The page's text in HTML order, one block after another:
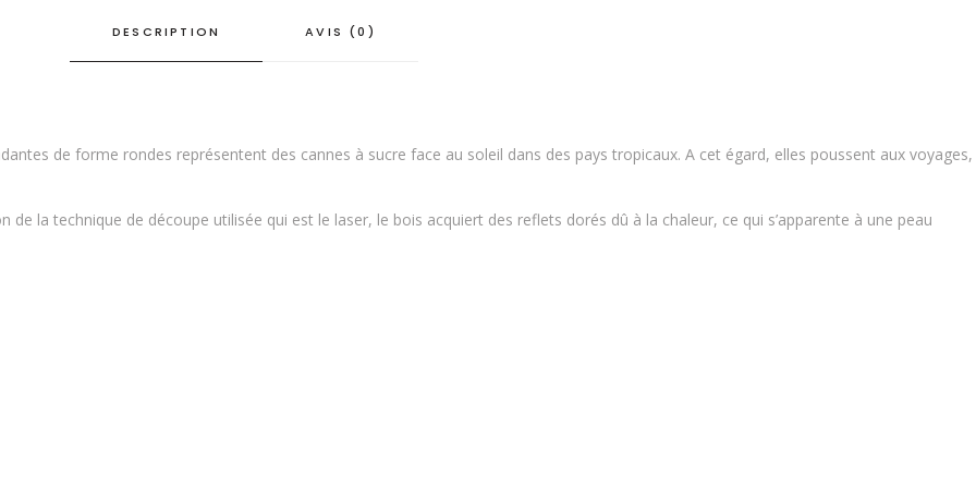
DESCRIPTION AVIS (0)
de forme rondes représentent des cannes à sucre face au soleil dans des pays tropicaux. A cet égard, elles poussent aux voyages,
la technique de découpe utilisée qui est le laser, le bois acquiert des reflets dorés dû à la chaleur, ce qui s’apparente à une peau